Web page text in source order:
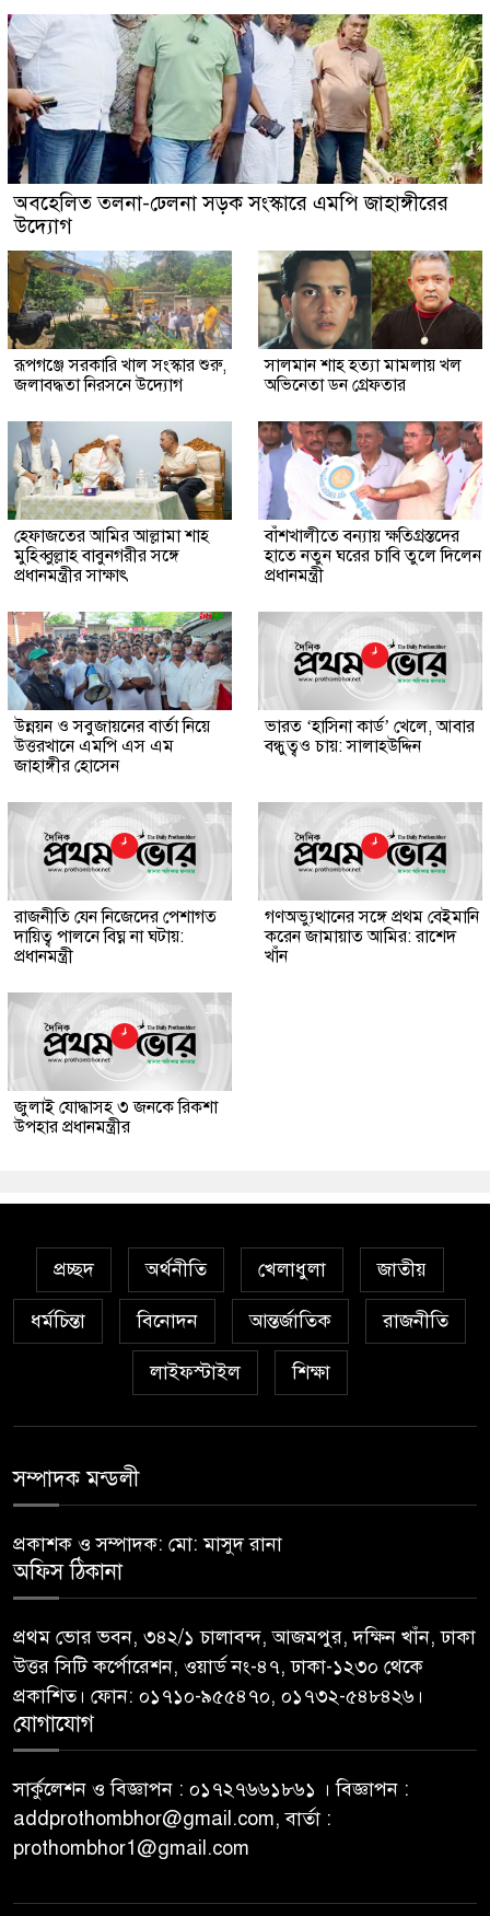
অবহেলিত তলনা-ঢেলনা সড়ক সংস্কারে এমপি জাহাঙ্গীরের
উদ্যোগ
রূপগঞ্জে সরকারি খাল সংস্কার শুরু,
জলাবদ্ধতা নিরসনে উদ্যোগ
সালমান শাহ হত্যা মামলায় খল
অভিনেতা ডন গ্রেফতার
হেফাজতের আমির আল্লামা শাহ
মুহিব্বুল্লাহ বাবুনগরীর সঙ্গে
প্রধানমন্ত্রীর সাক্ষাৎ
বাঁশখালীতে বন্যায় ক্ষতিগ্রস্তদের
হাতে নতুন ঘরের চাবি তুলে দিলেন
প্রধানমন্ত্রী
উন্নয়ন ও সবুজায়নের বার্তা নিয়ে
উত্তরখানে এমপি এস এম
জাহাঙ্গীর হোসেন
ভারত ‘হাসিনা কার্ড’ খেলে, আবার
বন্ধুত্বও চায়: সালাহউদ্দিন
রাজনীতি যেন নিজেদের পেশাগত
দায়িত্ব পালনে বিঘ্ন না ঘটায়:
প্রধানমন্ত্রী
গণঅভ্যুত্থানের সঙ্গে প্রথম বেইমানি
করেন জামায়াত আমির: রাশেদ
খাঁন
জুলাই যোদ্ধাসহ ৩ জনকে রিকশা
উপহার প্রধানমন্ত্রীর
প্রচ্ছদ অর্থনীতি খেলাধুলা জাতীয়
ধর্মচিন্তা বিনোদন আন্তর্জাতিক রাজনীতি
লাইফস্টাইল শিক্ষা
সম্পাদক মন্ডলী
প্রকাশক ও সম্পাদক: মো: মাসুদ রানা
অফিস ঠিকানা
প্রথম ভোর ভবন, ৩৪২/১ চালাবন্দ, আজমপুর, দক্ষিন খাঁন, ঢাকা
উত্তর সিটি কর্পোরেশন, ওয়ার্ড নং-৪৭, ঢাকা-১২৩০ থেকে
প্রকাশিত। ফোন: ০১৭১০-৯৫৫৪৭০, ০১৭৩২-৫৪৮৪২৬।
যোগাযোগ
সার্কুলেশন ও বিজ্ঞাপন : ০১৭২৭৬৬১৮৬১ । বিজ্ঞাপন :
addprothombhor@gmail.com, বার্তা :
prothombhor1@gmail.com